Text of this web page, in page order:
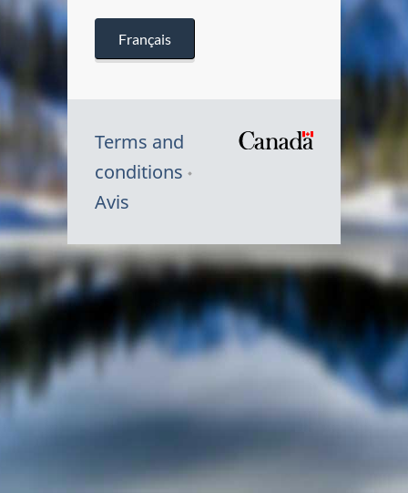
Français
Terms and
conditions
Avis
Symbole
du
Canada